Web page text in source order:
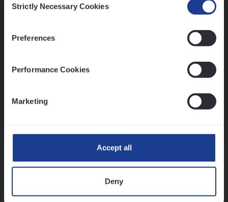
Selection
Strictly Necessary Cookies
Preferences
Performance Cookies
Marketing
Accept all
Deny